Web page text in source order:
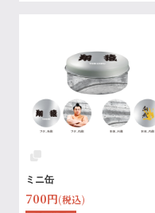
ミニ缶
700円(税込)